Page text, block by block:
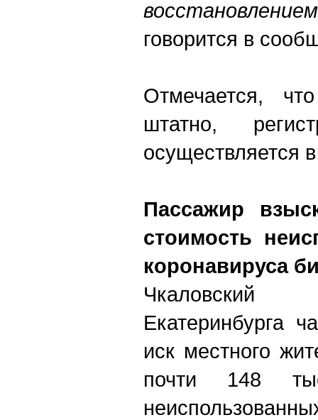
говорится в
Отмечается,
штатно,
осуществляется
Пассажир
стоимость
коронавируса
Екатеринбурга
иск местного
почти 148